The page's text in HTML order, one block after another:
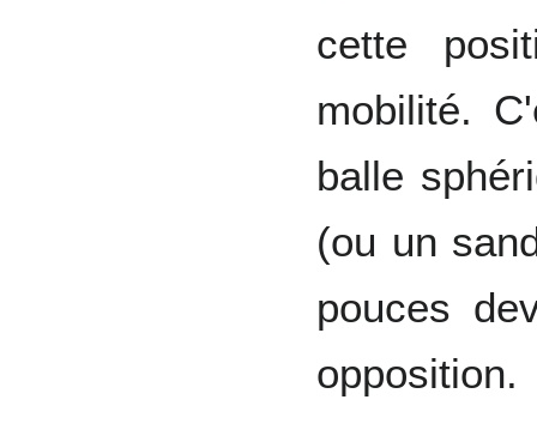
cette
mobilité.
balle
(ou un
pouces
opposition.